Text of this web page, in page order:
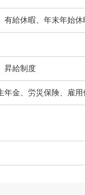
有給休暇、年末年始休
昇給制度
年金、労災保険、雇